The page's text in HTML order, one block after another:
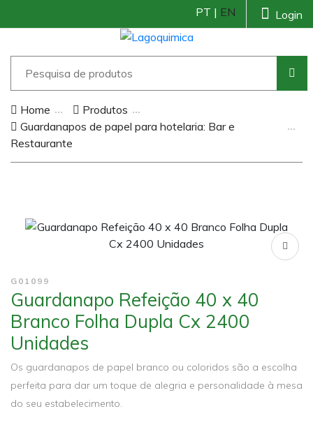
Login
PT | EN
Home
Produtos
Guardanapos de papel para hotelaria: Bar e
Restaurante
G01099
Guardanapo Refeição 40 x 40
Branco Folha Dupla Cx 2400
Unidades
Os guardanapos de papel branco ou coloridos são a escolha
perfeita para dar um toque de alegria e personalidade à mesa
do seu estabelecimento.